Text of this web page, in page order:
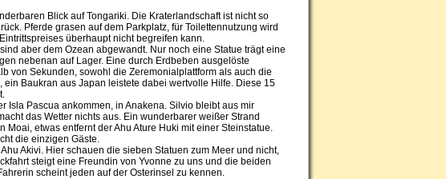
Blick auf Tongariki. Die Kraterlandschaft ist nicht so
Pferde grasen auf dem Parkplatz, für Toilettennutzung wird
überhaupt nicht begreifen kann.
aber dem Ozean abgewandt. Nur noch eine Statue trägt eine
nebenan auf Lager. Eine durch Erdbeben ausgelöste
von Sekunden, sowohl die Zeremonialplattform als auch die
Baukran aus Japan leistete dabei wertvolle Hilfe. Diese 15
Isla Pascua ankommen, in Anakena. Silvio bleibt aus mir
das Wetter nichts aus. Ein wunderbarer weißer Strand
etwas entfernt der Ahu Ature Huki mit einer Steinstatue.
die einzigen Gäste.
Akivi. Hier schauen die sieben Statuen zum Meer und nicht,
steigt eine Freundin von Yvonne zu uns und die beiden
scheint jeden auf der Osterinsel zu kennen.